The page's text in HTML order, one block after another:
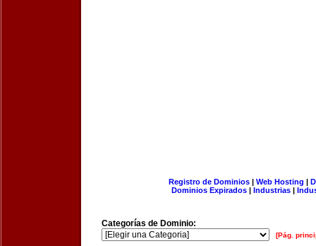
Registro de Dominios| Web Hosting |
Dominios Expirados | Industrias |
Categorías de Dominio:
[Pág.